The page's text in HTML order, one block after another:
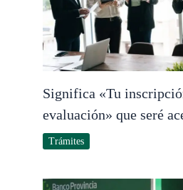
Significa «Tu
evaluación» que seré
Trámites